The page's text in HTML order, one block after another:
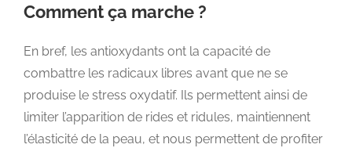
Comment ça marche ?
En bref, les antioxydants ont la capacité de
combattre les radicaux libres avant que ne se
produise le stress oxydatif. Ils permettent ainsi de
limiter l’apparition de rides et ridules, maintiennent
l’élasticité de la peau, et nous permettent de profiter